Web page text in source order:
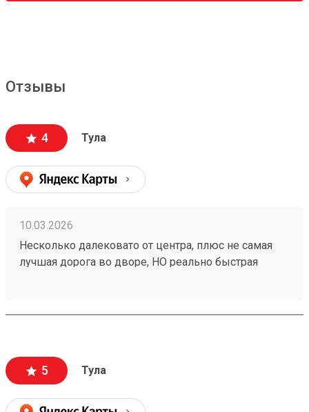
Отзывы
4 Тула
10.03.2026
Несколько далековато от центра, плюс не самая
лучшая дорога во дворе, НО реально быстрая
Заказ 260094869.
5 Тула